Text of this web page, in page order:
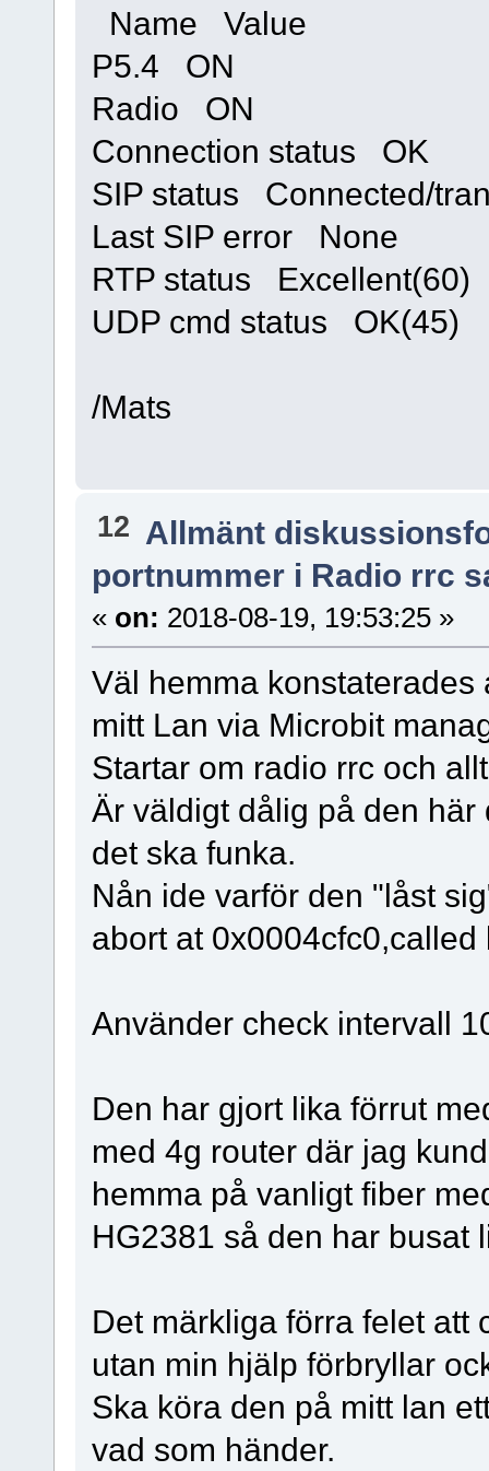
Name Value
P5.4 ON
Radio ON
Connection status OK
SIP status Connected/
Last SIP error None
RTP status Excellent(60)
UDP cmd status
/Mats
12 Allmänt
portnummer i Radio rrc
« on: 2018-08-19, 19:53:25 »
Väl hemma
mitt Lan via Microbit
Startar om radio rrc och
Är väldigt dålig på den
det ska funka.
Nån ide varför den "låst
abort at 0x0004cfc0,called
Använder check intervall
Den har gjort lika förrut
med 4g router där jag
hemma på vanligt fiber
HG2381 så den har busat
Det märkliga förra felet att
utan min hjälp förbryllar
Ska köra den på mitt lan
vad som händer.